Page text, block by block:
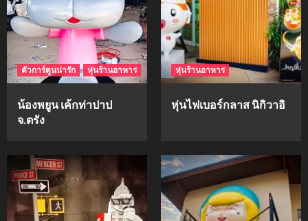
1
mockups
hi-q
2
mockups
ก้อนเนื้อทรงลูกบาสก์
3
mockups
soul young
ตัวการ์ตูนน่ารัก หุ่นร้านอาหาร
น้องพยูน เค้กท่าปาป
จ.ตรัง
หุ่นร้านอาหาร
หุ่นไฟเบอร์กลาส นิกิวาอิ